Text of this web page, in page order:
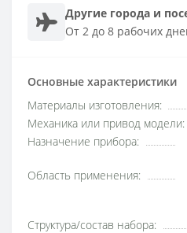
Другие города и
От 2 до 8 рабочих
Основные характеристики
Материалы изготовления:
Механика или привод модели:
Назначение прибора:
Область применения:
Структура/состав набора: